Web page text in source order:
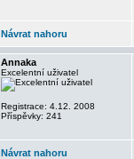
Návrat nahoru
Annaka
Excelentní uživatel
Registrace: 4.12. 2008
Příspěvky: 241
Návrat nahoru